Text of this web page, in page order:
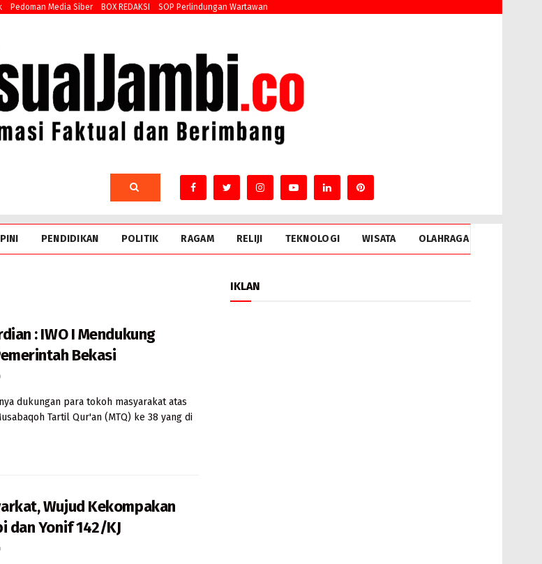
Pedoman Media Siber BOX REDAKSI SOP Perlindungan Wartawan
PENDIDIKAN POLITIK RAGAM RELIJI TEKNOLOGI WISATA OLAHRAGA
: IWO I Mendukung
Bekasi
dukungan para tokoh masyarakat atas
Tartil Qur'an (MTQ) ke 38 yang di
Wujud Kekompakan
dan Yonif 142/KJ
IKLAN